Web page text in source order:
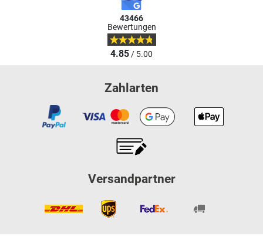
43466
Bewertungen
4.85/ 5.00
Zahlarten
Versandpartner